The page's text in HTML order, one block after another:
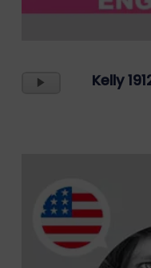
Kelly